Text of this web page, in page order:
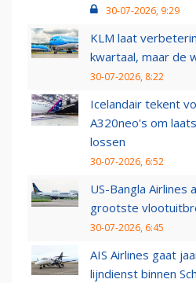
30-07-2026, 9:29
KLM laat
kwartaal, maar de
30-07-2026, 8:22
Icelandair tekent
A320neo's om
lossen
30-07-2026, 6:52
US-Bangla Airlines
grootste
30-07-2026, 6:45
AIS Airlines gaat
lijndienst binnen